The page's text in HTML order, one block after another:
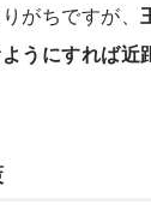
がちですが、
うにすれば近